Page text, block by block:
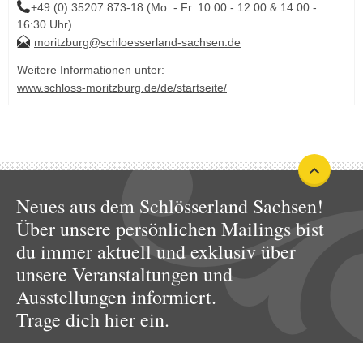
+49 (0) 35207 873-18 (Mo. - Fr. 10:00 - 12:00 & 14:00 -
16:30 Uhr)
moritzburg@schloesserland-sachsen.de
Weitere Informationen unter:
www.schloss-moritzburg.de/de/startseite/
Neues aus dem Schlösserland Sachsen!
Über unsere persönlichen Mailings bist
du immer aktuell und exklusiv über
unsere Veranstaltungen und
Ausstellungen informiert.
Trage dich hier ein.